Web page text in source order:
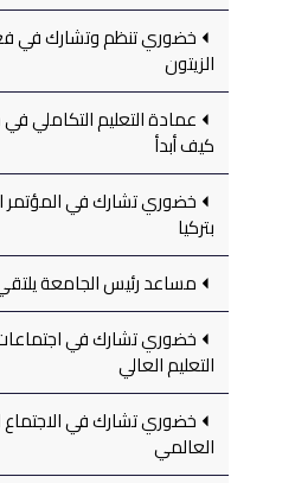
خضوري تنظم وتشارك في
الزيتون
عمادة التعليم التكاملي
كيف أبدأ
خضوري تشارك في المؤتمر
بتركيا
مساعد رئيس الجامعة
خضوري تشارك في
التعليم العالي
خضوري تشارك في الاجتماع
العالمي